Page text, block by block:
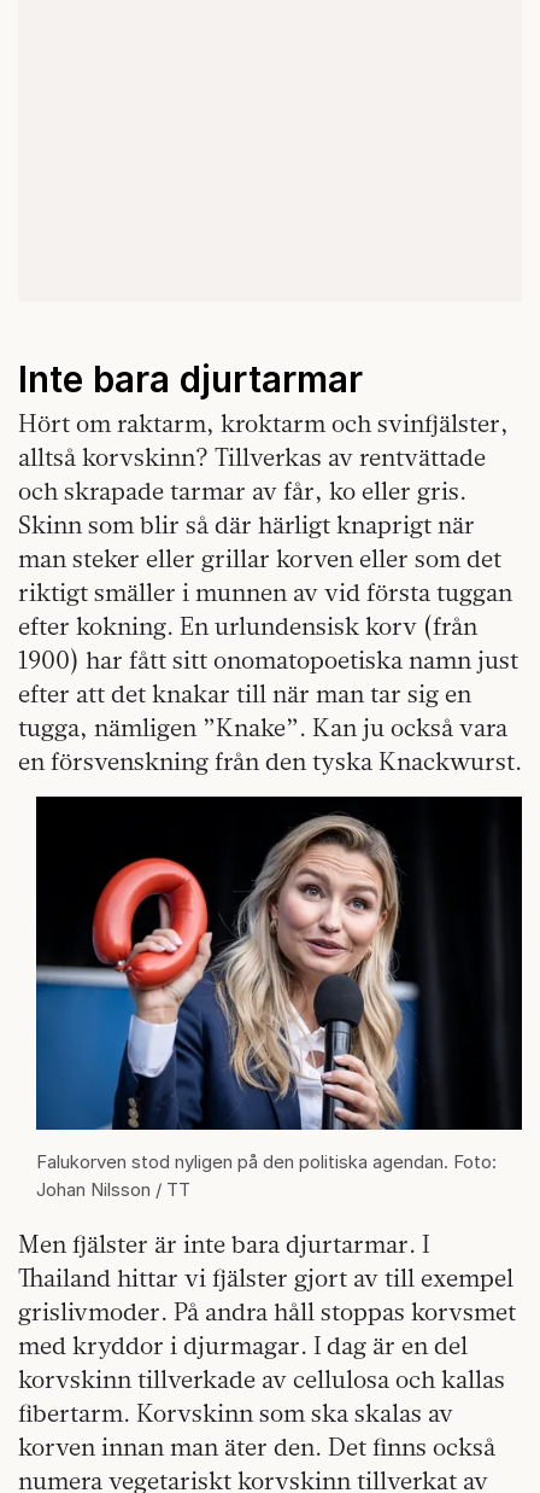
Inte bara djurtarmar
Hört om raktarm, kroktarm och svinfjälster,
alltså korvskinn? Tillverkas av rentvättade
och skrapade tarmar av får, ko eller gris.
Skinn som blir så där härligt knaprigt när
man steker eller grillar korven eller som det
riktigt smäller i munnen av vid första tuggan
efter kokning. En urlundensisk korv (från
1900) har fått sitt onomatopoetiska namn just
efter att det knakar till när man tar sig en
tugga, nämligen ”Knake”. Kan ju också vara
en försvenskning från den tyska Knackwurst.
Falukorven stod nyligen på den politiska agendan. Foto:
Johan Nilsson / TT
Men fjälster är inte bara djurtarmar. I
Thailand hittar vi fjälster gjort av till exempel
grislivmoder. På andra håll stoppas korvsmet
med kryddor i djurmagar. I dag är en del
korvskinn tillverkade av cellulosa och kallas
fibertarm. Korvskinn som ska skalas av
korven innan man äter den. Det finns också
numera vegetariskt korvskinn tillverkat av